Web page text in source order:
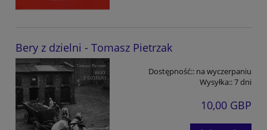
Bery z dzielni - Tomasz Pietrzak
Dostępność:: na wyczerpaniu
Wysyłka::7 dni
10,00 GBP